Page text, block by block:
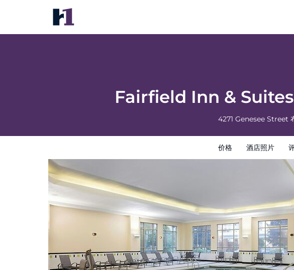
Fairfield Inn &
4271 Genesee Street
价格 酒店照片
Fairfield Inn & Suites by Marriott Buffalo Airport
价格